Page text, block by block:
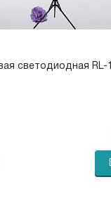
светодиодная RL-